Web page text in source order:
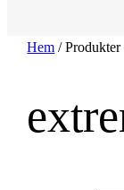
Hem / Produkter